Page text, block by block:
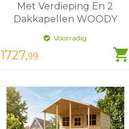
shopping_cart
Met Verdieping En 2
Dakkapellen WOODY
Voorradig
1727,99